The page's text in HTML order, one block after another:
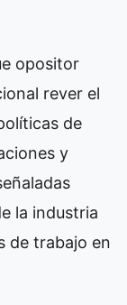
opositor
rever el
de
y
la industria
de trabajo en